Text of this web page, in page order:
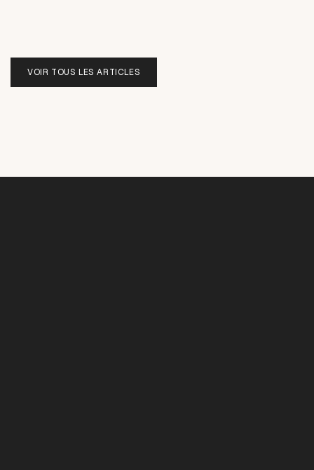
VOIR TOUS LES ARTICLES